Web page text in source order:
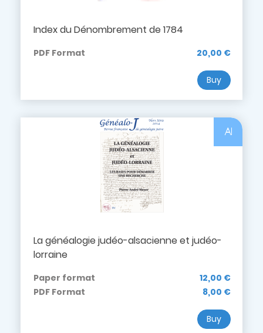
Index du Dénombrement de 1784
PDF Format 20,00 €
Buy
Al
La généalogie judéo-alsacienne et judéo-
lorraine
Paper format
12,00 €
PDF Format
8,00 €
Buy